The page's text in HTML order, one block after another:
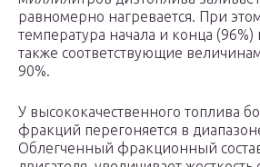
равномерно нагревается. При
температура начала и конца (96%)
также соответствующие
90%.
У высококачественного топлива
фракций перегоняется в
Облегченный фракционный